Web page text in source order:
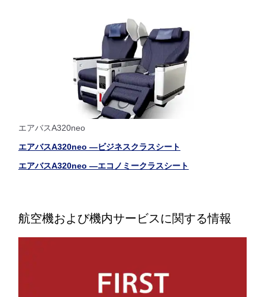
エアバスA320neo
エアバスA320neo ―ビジネスクラスシート
エアバスA320neo ―エコノミークラスシート
航空機および機内サービスに関する情報